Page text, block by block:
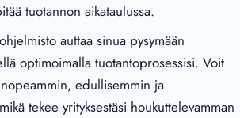
tuotannon aikataulussa.
auttaa sinua pysymään
optimoimalla tuotantoprosessisi. Voit
edullisemmin ja
tekee yrityksestäsi houkuttelevamman